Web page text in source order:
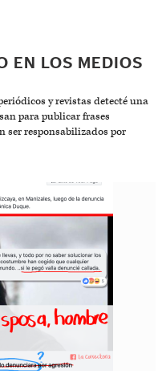
EN LOS MEDIOS
y revistas detecté una
para publicar frases
ser responsabilizados por